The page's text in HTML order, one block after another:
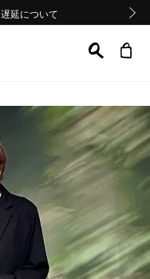
遅延について
延について
遅延について